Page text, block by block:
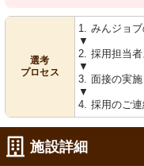
選考
プロセス
1. みんジョ
▼
2. 採用担当
▼
3. 面接の実施
▼
4. 採用のご
施設詳細